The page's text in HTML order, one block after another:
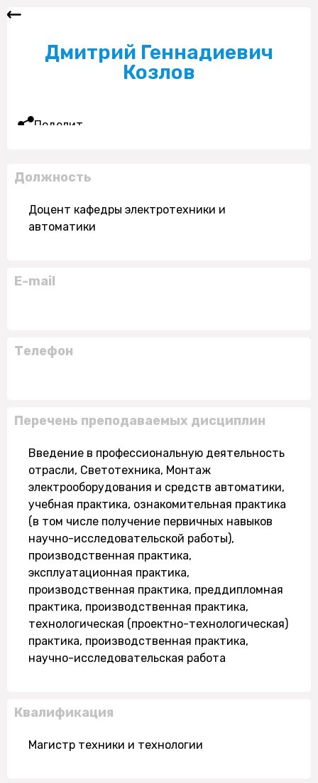
Дмитрий Геннадиевич
Козлов
Поделиться
Должность
Доцент кафедры электротехники и
автоматики
E-mail
Телефон
Перечень преподаваемых дисциплин
Введение в профессиональную деятельность
отрасли, Светотехника, Монтаж
электрооборудования и средств автоматики,
учебная практика, ознакомительная практика
(в том числе получение первичных навыков
научно-исследовательской работы),
производственная практика,
эксплуатационная практика,
производственная практика, преддипломная
практика, производственная практика,
технологическая (проектно-технологическая)
практика, производственная практика,
научно-исследовательская работа
Квалификация
Магистр техники и технологии